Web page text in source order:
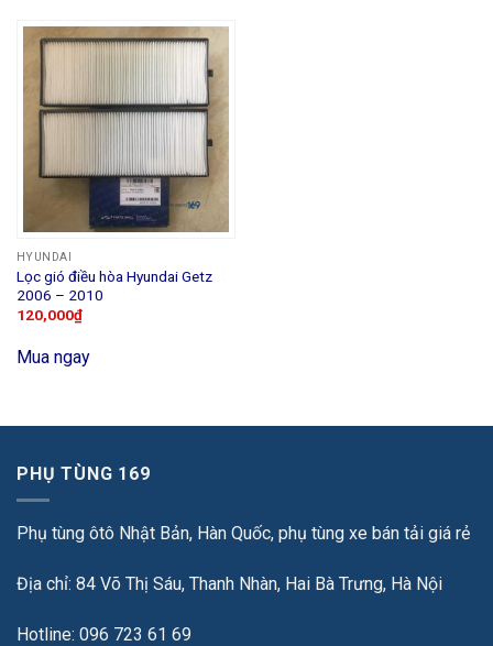
HYUNDAI
Lọc gió điều hòa Hyundai Getz
2006 – 2010
120,000₫
Mua ngay
PHỤ TÙNG 169
Phụ tùng ôtô Nhật Bản, Hàn Quốc, phụ tùng xe bán tải giá rẻ
Địa chỉ: 84 Võ Thị Sáu, Thanh Nhàn, Hai Bà Trưng, Hà Nội
Hotline: 096 723 61 69